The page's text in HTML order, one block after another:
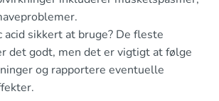
acid sikkert at bruge? De fleste
det godt, men det er vigtigt at følge
og rapportere eventuelle